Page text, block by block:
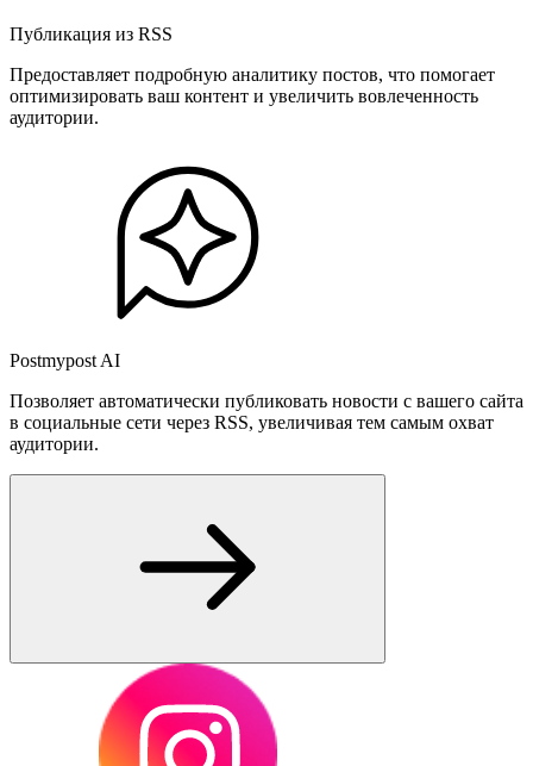
Публикация из RSS
Предоставляет подробную аналитику постов, что помогает
оптимизировать ваш контент и увеличить вовлеченность
аудитории.
Postmypost AI
Позволяет автоматически публиковать новости с вашего сайта
в социальные сети через RSS, увеличивая тем самым охват
аудитории.